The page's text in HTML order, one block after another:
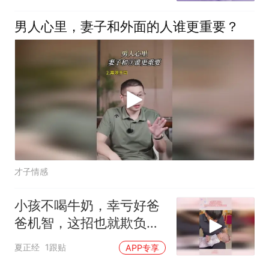
男人心里，妻子和外面的人谁更重要？
才子情感
小孩不喝牛奶，幸亏好爸
爸机智，这招也就欺负人
家的没文凭
夏正经 1跟贴 APP专享